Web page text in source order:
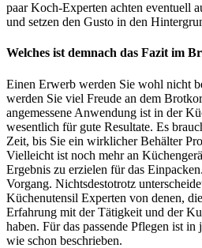
paar Koch-Experten achten eventuell
und setzen den Gusto in den
Welches ist demnach das Fazit im
Einen Erwerb werden Sie wohl nicht
werden Sie viel Freude an dem
angemessene Anwendung ist in der
wesentlich für gute Resultate. Es
Zeit, bis Sie ein wirklicher Behälter
Vielleicht ist noch mehr an
Ergebnis zu erzielen für das
Vorgang. Nichtsdestotrotz
Küchenutensil Experten von denen,
Erfahrung mit der Tätigkeit und der
haben. Für das passende Pflegen ist
wie schon beschrieben.